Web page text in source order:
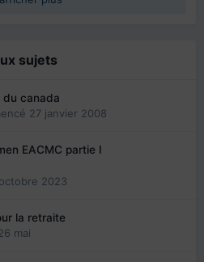
sujets
du canada
27 janvier 2008
EACMC partie I
2023
la retraite
mai